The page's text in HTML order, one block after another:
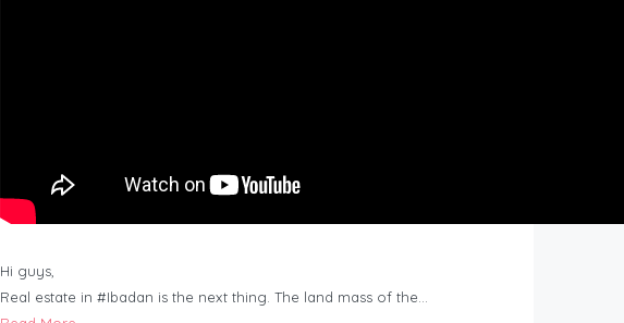
Hi guys,
Real estate in #Ibadan is the next thing. The land mass of the…